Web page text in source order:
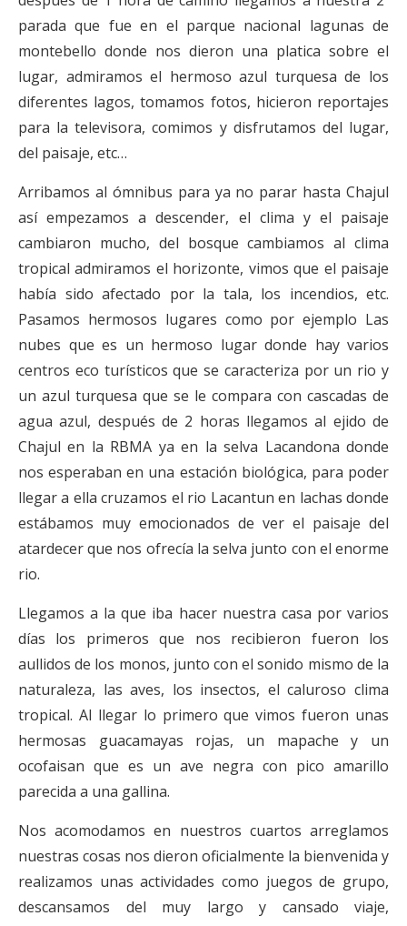
parada que fue en el parque nacional lagunas de
montebello donde nos dieron una platica sobre el
lugar, admiramos el hermoso azul turquesa de los
diferentes lagos, tomamos fotos, hicieron reportajes
para la televisora, comimos y disfrutamos del lugar,
del paisaje, etc…
Arribamos al ómnibus para ya no parar hasta Chajul
así empezamos a descender, el clima y el paisaje
cambiaron mucho, del bosque cambiamos al clima
tropical admiramos el horizonte, vimos que el paisaje
había sido afectado por la tala, los incendios, etc.
Pasamos hermosos lugares como por ejemplo Las
nubes que es un hermoso lugar donde hay varios
centros eco turísticos que se caracteriza por un rio y
un azul turquesa que se le compara con cascadas de
agua azul, después de 2 horas llegamos al ejido de
Chajul en la RBMA ya en la selva Lacandona donde
nos esperaban en una estación biológica, para poder
llegar a ella cruzamos el rio Lacantun en lachas donde
estábamos muy emocionados de ver el paisaje del
atardecer que nos ofrecía la selva junto con el enorme
rio.
Llegamos a la que iba hacer nuestra casa por varios
días los primeros que nos recibieron fueron los
aullidos de los monos, junto con el sonido mismo de la
naturaleza, las aves, los insectos, el caluroso clima
tropical. Al llegar lo primero que vimos fueron unas
hermosas guacamayas rojas, un mapache y un
ocofaisan que es un ave negra con pico amarillo
parecida a una gallina.
Nos acomodamos en nuestros cuartos arreglamos
nuestras cosas nos dieron oficialmente la bienvenida y
realizamos unas actividades como juegos de grupo,
descansamos del muy largo y cansado viaje,